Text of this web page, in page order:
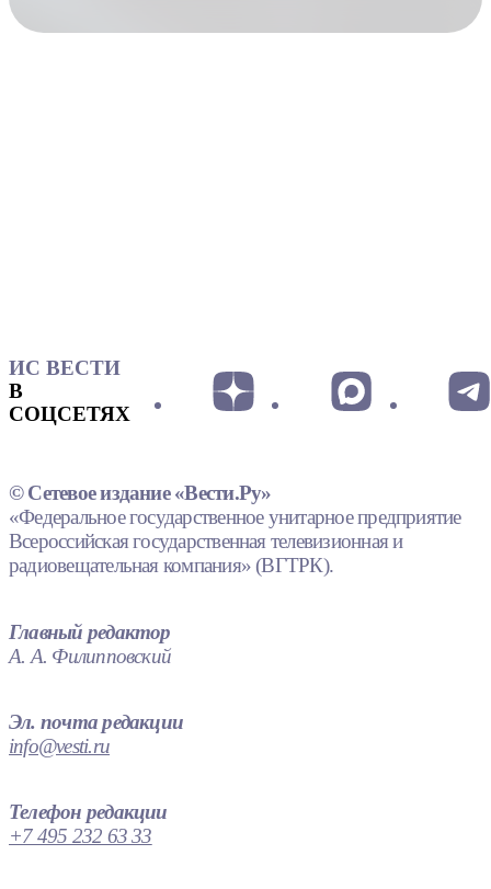
ИС ВЕСТИ
В
СОЦСЕТЯХ
© Сетевое издание «Вести.Ру»
«Федеральное государственное унитарное предприятие
Всероссийская государственная телевизионная и
радиовещательная компания» (ВГТРК).
Главный редактор
А. А. Филипповский
Эл. почта редакции
info@vesti.ru
Телефон редакции
+7 495 232 63 33